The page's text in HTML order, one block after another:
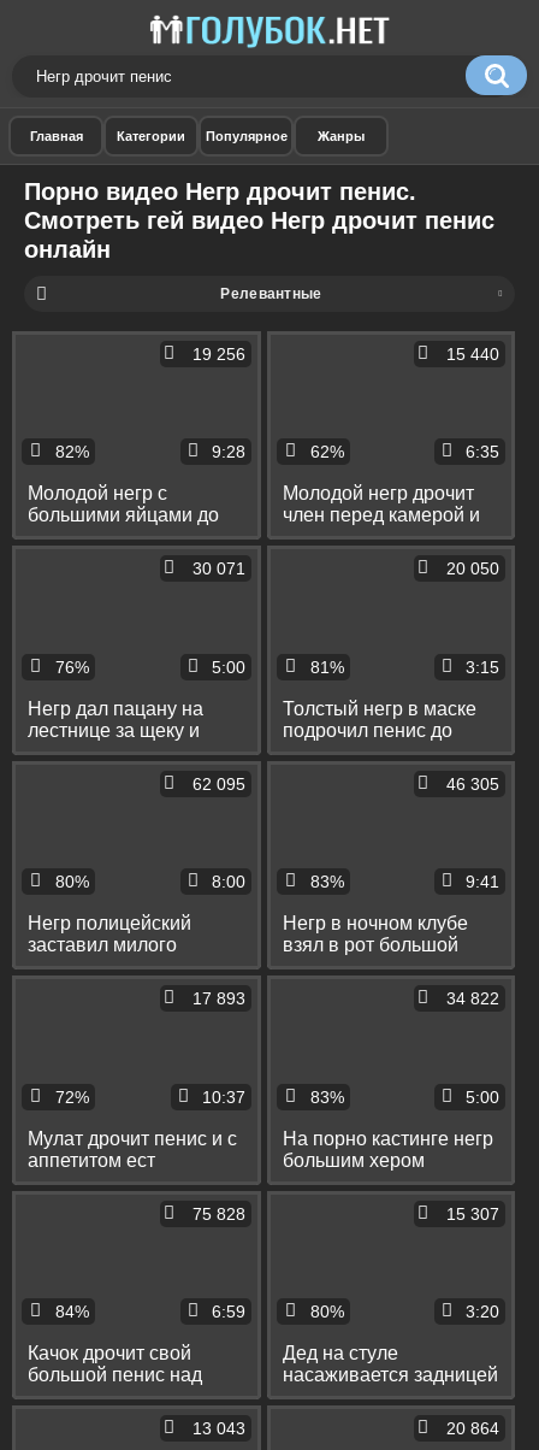
Порно видео Негр дрочит пенис.
Смотреть гей видео Негр дрочит пенис
онлайн
Релевантные
82%
19 256
9:28
Молодой негр с
большими яйцами до
оргазма дрочит перед
богатым мужиком хер
62%
15 440
6:35
Молодой негр дрочит
член перед камерой и
соблазнительно вертит
крепкой задницей
76%
30 071
5:00
Негр дал пацану на
лестнице за щеку и
раком вставил большой
пенис в тугую попу
81%
20 050
3:15
Толстый негр в маске
подрочил пенис до
оргазма и спустил на
80%
62 095
8:00
Негр полицейский
заставил милого
пацана сосать большой
пенис и лизать яйца
83%
46 305
9:41
Негр в ночном клубе
взял в рот большой
пенис ди-джея и принял
на лицо его сперму
72%
17 893
10:37
Мулат дрочит пенис и с
аппетитом ест
собственную сперму
83%
34 822
5:00
На порно кастинге негр
большим хером
трахнул мужика с
волосатой грудью
84%
75 828
6:59
Качок дрочит свой
большой пенис над
лицом голубого
80%
15 307
3:20
Дед на стуле
насаживается задницей
на длинный дилдо и
дрочит пенис до
13 043 20 864